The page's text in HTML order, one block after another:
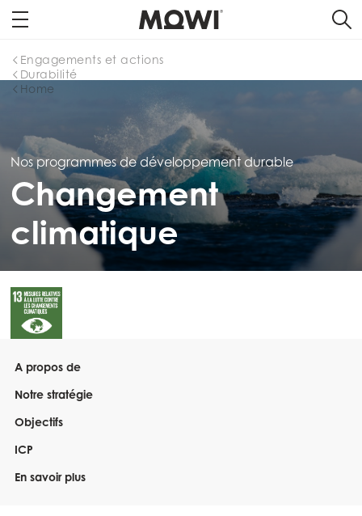
Home
Durabilité
Engagements et actions
Nos programmes de développement durable
Changement
climatique
A propos de
Notre stratégie
Objectifs
ICP
En savoir plus